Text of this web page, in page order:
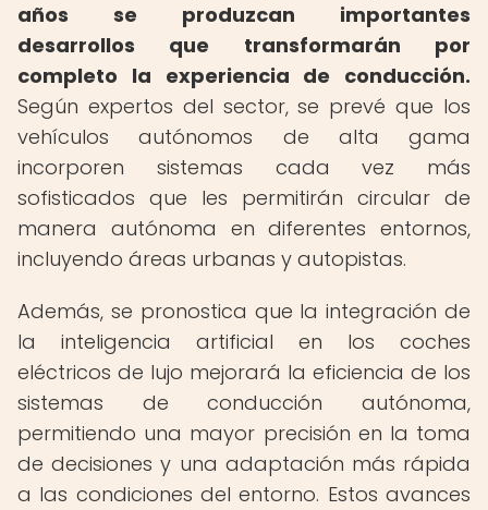
años se produzcan importantes
desarrollos que transformarán por
completo la experiencia de conducción.
Según expertos del sector, se prevé que los
vehículos autónomos de alta gama
incorporen sistemas cada vez más
sofisticados que les permitirán circular de
manera autónoma en diferentes entornos,
incluyendo áreas urbanas y autopistas.
Además, se pronostica que la integración de
la inteligencia artificial en los coches
eléctricos de lujo mejorará la eficiencia de los
sistemas de conducción autónoma,
permitiendo una mayor precisión en la toma
de decisiones y una adaptación más rápida
a las condiciones del entorno. Estos avances